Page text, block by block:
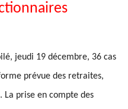
jeudi 19 décembre, 36 cas
prévue des retraites,
prise en compte des